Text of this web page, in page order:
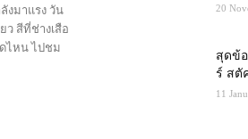
งมาแรง วัน
ว สีที่ช่างเสือ
ไหน ไปชม
20
สุดข้อ
ร์ สตั
11